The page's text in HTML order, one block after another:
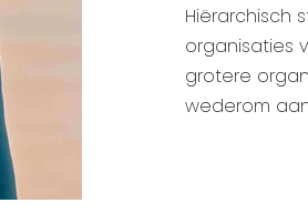
Hiërarchisch
organisaties
grotere
wederom